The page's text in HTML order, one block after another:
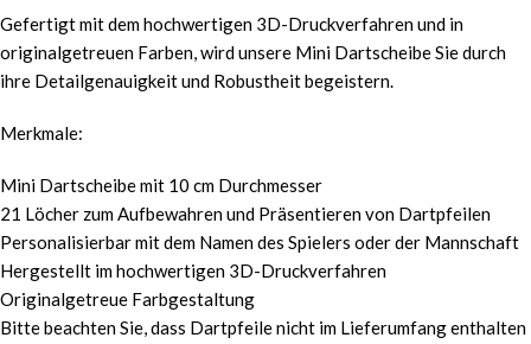
Gefertigt mit dem hochwertigen 3D-Druckverfahren und in
originalgetreuen Farben, wird unsere Mini Dartscheibe Sie durch
ihre Detailgenauigkeit und Robustheit begeistern.
Merkmale:
Mini Dartscheibe mit 10 cm Durchmesser
21 Löcher zum Aufbewahren und Präsentieren von Dartpfeilen
Personalisierbar mit dem Namen des Spielers oder der Mannschaft
Hergestellt im hochwertigen 3D-Druckverfahren
Originalgetreue Farbgestaltung
Bitte beachten Sie, dass Dartpfeile nicht im Lieferumfang enthalten